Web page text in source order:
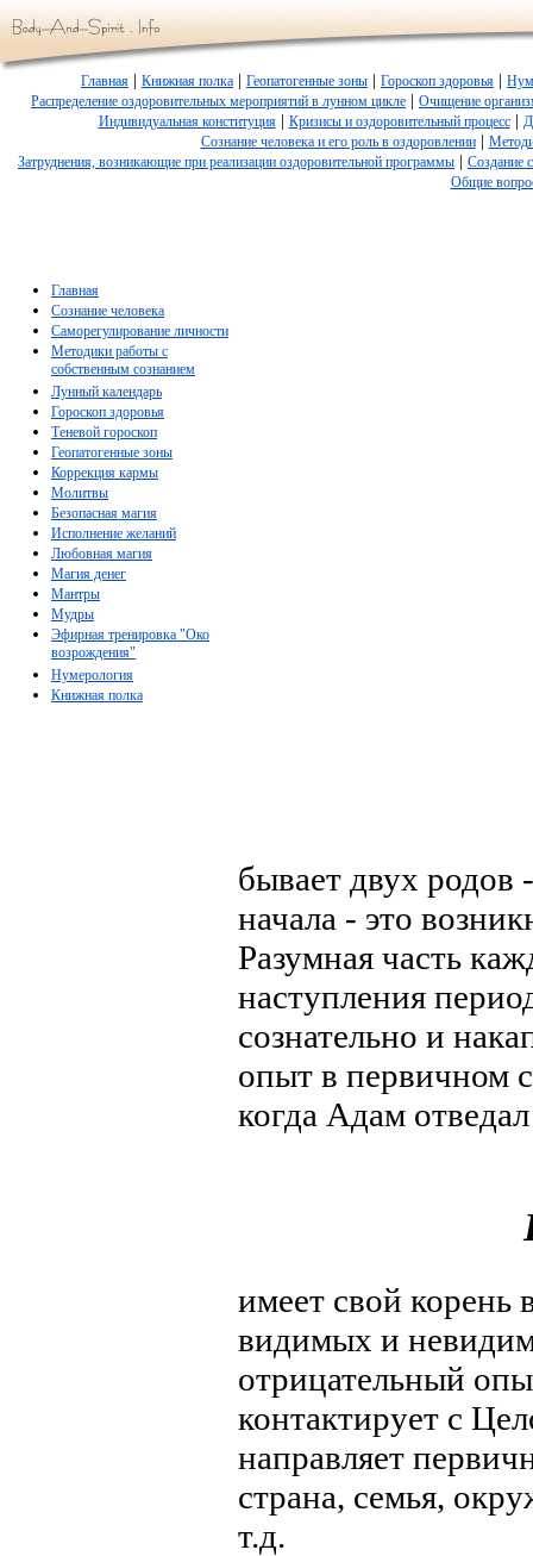
Главная | Книжная полка | Геопатогенные зоны | Гороскоп здоровья |
Распределение оздоровительных мероприятий в лунном цикле | Очищение
Индивидуальная конституция| Кризисы и оздоровительный процесс|
Сознание человека и его роль в оздоровлении|
Затруднения, возникающие при реализации оздоровительной программы | Создание
Общие
бывает двух родов
начала - это
Разумная часть
наступления
сознательно и
опыт в первичном
когда Адам
имеет свой корень
видимых и
отрицательный
контактирует с
направляет
страна, семья,
т.д.
Главная
Сознание человека
Саморегулирование личности
Методики работы с
собственным сознанием
Лунный календарь
Гороскоп здоровья
Теневой гороскоп
Геопатогенные зоны
Коррекция кармы
Молитвы
Безопасная магия
Исполнение желаний
Любовная магия
Магия денег
Мантры
Мудры
Эфирная тренировка "Око
возрождения"
Нумерология
Книжная полка